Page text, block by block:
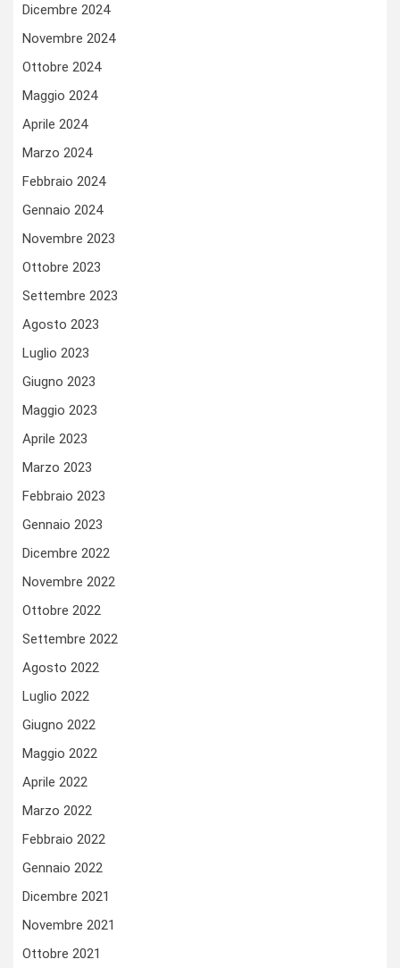
Dicembre 2024
Novembre 2024
Ottobre 2024
Maggio 2024
Aprile 2024
Marzo 2024
Febbraio 2024
Gennaio 2024
Novembre 2023
Ottobre 2023
Settembre 2023
Agosto 2023
Luglio 2023
Giugno 2023
Maggio 2023
Aprile 2023
Marzo 2023
Febbraio 2023
Gennaio 2023
Dicembre 2022
Novembre 2022
Ottobre 2022
Settembre 2022
Agosto 2022
Luglio 2022
Giugno 2022
Maggio 2022
Aprile 2022
Marzo 2022
Febbraio 2022
Gennaio 2022
Dicembre 2021
Novembre 2021
Ottobre 2021